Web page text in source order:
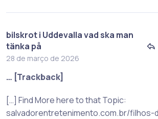
bilskrot i Uddevalla vad ska man
tänka på
28 de março de 2026
… [Trackback]
[…] Find More here to that Topic:
salvadorentretenimento.com.br/